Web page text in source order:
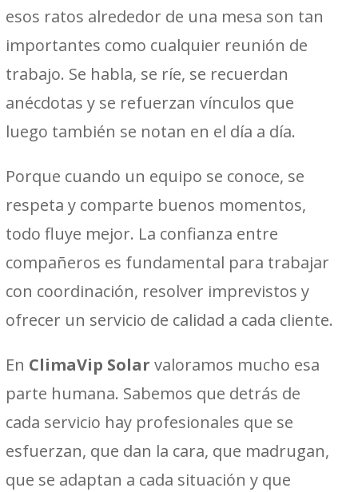
esos ratos alrededor de una mesa son tan
importantes como cualquier reunión de
trabajo. Se habla, se ríe, se recuerdan
anécdotas y se refuerzan vínculos que
luego también se notan en el día a día.
Porque cuando un equipo se conoce, se
respeta y comparte buenos momentos,
todo fluye mejor. La confianza entre
compañeros es fundamental para trabajar
con coordinación, resolver imprevistos y
ofrecer un servicio de calidad a cada cliente.
En ClimaVip Solar valoramos mucho esa
parte humana. Sabemos que detrás de
cada servicio hay profesionales que se
esfuerzan, que dan la cara, que madrugan,
que se adaptan a cada situación y que